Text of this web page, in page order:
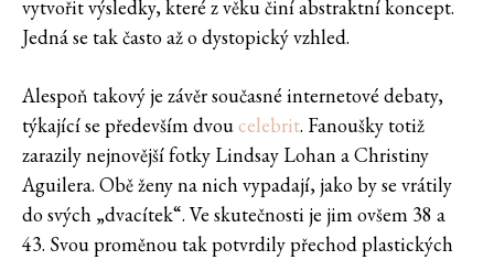
vytvořit výsledky, které z věku činí abstraktní koncept.
Jedná se tak často až o dystopický vzhled.
Alespoň takový je závěr současné internetové debaty,
týkající se především dvoucelebrit. Fanoušky totiž
zarazily nejnovější fotky Lindsay Lohan a Christiny
Aguilera. Obě ženy na nich vypadají, jako by se vrátily
do svých „dvacítek“. Ve skutečnosti je jim ovšem 38 a
43. Svou proměnou tak potvrdily přechod plastických